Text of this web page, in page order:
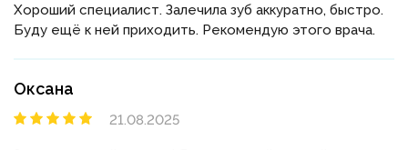
Хороший специалист. Залечила зуб аккуратно, быстро.
Буду ещё к ней приходить. Рекомендую этого врача.
Оксана
21.08.2025